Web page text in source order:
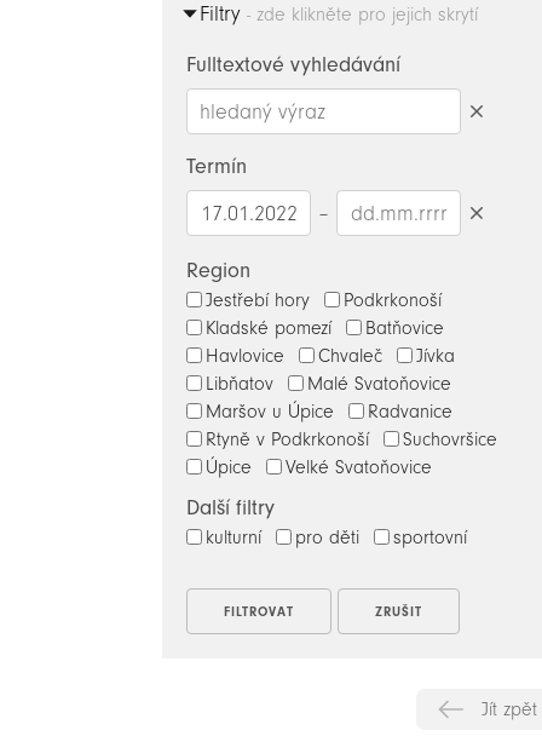
Filtry - zde klikněte pro jejich skrytí
Fulltextové vyhledávání
Termín
–
Region
Jestřebí hory
Podkrkonoší
Kladské pomezí
Batňovice
Havlovice
Chvaleč
Jívka
Libňatov
Malé Svatoňovice
Maršov u Úpice
Radvanice
Rtyně v Podkrkonoší
Suchovršice
Úpice
Velké Svatoňovice
Další filtry
kulturní pro děti sportovní
Jít zpět